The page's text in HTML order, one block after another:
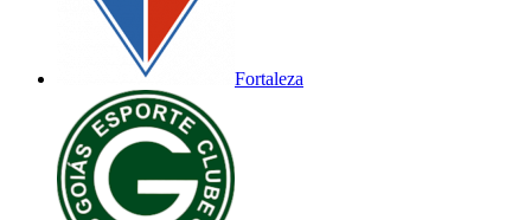
Fortaleza